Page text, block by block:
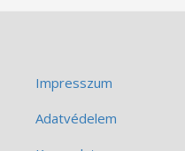
Impresszum
Adatvédelem